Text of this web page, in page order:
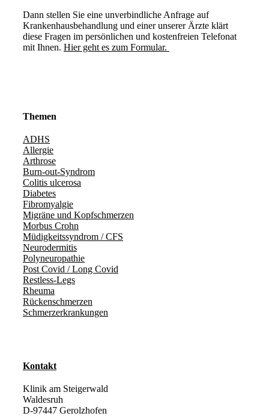
Dann stellen Sie eine unverbindliche Anfrage auf
Krankenhausbehandlung und einer unserer Ärzte klärt
diese Fragen im persönlichen und kostenfreien Telefonat
mit Ihnen. Hier geht es zum Formular.
Themen
ADHS
Allergie
Arthrose
Burn-out-Syndrom
Colitis ulcerosa
Diabetes
Fibromyalgie
Migräne und Kopfschmerzen
Morbus Crohn
Müdigkeitssyndrom / CFS
Neurodermitis
Polyneuropathie
Post Covid / Long Covid
Restless-Legs
Rheuma
Rückenschmerzen
Schmerzerkrankungen
Kontakt
Klinik am Steigerwald
Waldesruh
D-97447 Gerolzhofen